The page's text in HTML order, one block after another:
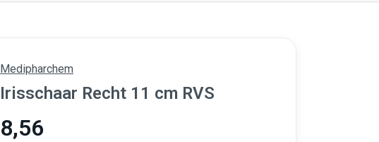
Medipharchem
Irisschaar Recht 11 cm RVS
8,56